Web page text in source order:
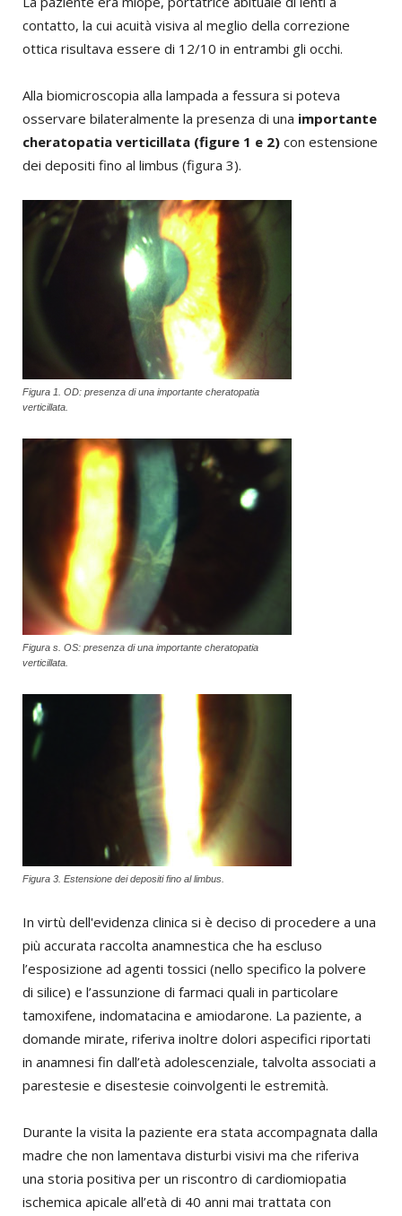
contatto, la cui acuità visiva al meglio della correzione
ottica risultava essere di 12/10 in entrambi gli occhi.
Alla biomicroscopia alla lampada a fessura si poteva
osservare bilateralmente la presenza di una importante
cheratopatia verticillata (figure 1 e 2) con estensione
dei depositi fino al limbus (figura 3).
Figura 1. OD: presenza di una importante cheratopatia
verticillata.
Figura s. OS: presenza di una importante cheratopatia
verticillata.
Figura 3. Estensione dei depositi fino al limbus.
In virtù dell'evidenza clinica si è deciso di procedere a una
più accurata raccolta anamnestica che ha escluso
l’esposizione ad agenti tossici (nello specifico la polvere
di silice) e l’assunzione di farmaci quali in particolare
tamoxifene, indomatacina e amiodarone. La paziente, a
domande mirate, riferiva inoltre dolori aspecifici riportati
in anamnesi fin dall’età adolescenziale, talvolta associati a
parestesie e disestesie coinvolgenti le estremità.
Durante la visita la paziente era stata accompagnata dalla
madre che non lamentava disturbi visivi ma che riferiva
una storia positiva per un riscontro di cardiomiopatia
ischemica apicale all’età di 40 anni mai trattata con